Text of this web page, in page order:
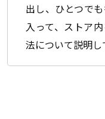
出し、ひとつで
入って、ストア
法について説明し